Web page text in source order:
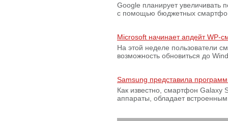
Google планирует увеличивать
с помощью бюджетных
Microsoft начинает апдейт WP-
На этой неделе пользователи
возможность обновиться до
Samsung представила
Как известно, смартфон Galaxy
аппараты, обладает